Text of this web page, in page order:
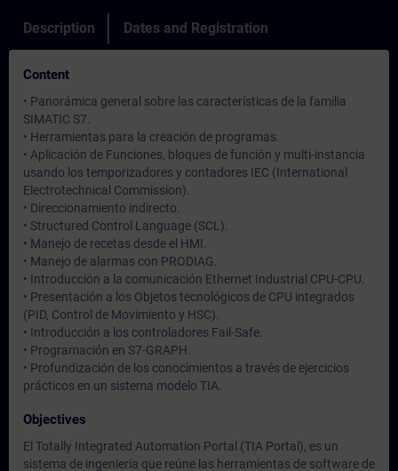
Description Dates and Registration
Content
• Panorámica general sobre las características de la familia
SIMATIC S7.
• Herramientas para la creación de programas.
• Aplicación de Funciones, bloques de función y multi-instancia
usando los temporizadores y contadores IEC (International
Electrotechnical Commission).
• Direccionamiento indirecto.
• Structured Control Language (SCL).
• Manejo de recetas desde el HMI.
• Manejo de alarmas con PRODIAG.
• Introducción a la comunicación Ethernet Industrial CPU-CPU.
• Presentación a los Objetos tecnológicos de CPU integrados
(PID, Control de Movimiento y HSC).
• Introducción a los controladores Fail-Safe.
• Programación en S7-GRAPH.
• Profundización de los conocimientos a través de ejercicios
prácticos en un sistema modelo TIA.
Objectives
El Totally Integrated Automation Portal (TIA Portal), es un
sistema de ingeniería que reúne las herramientas de software de